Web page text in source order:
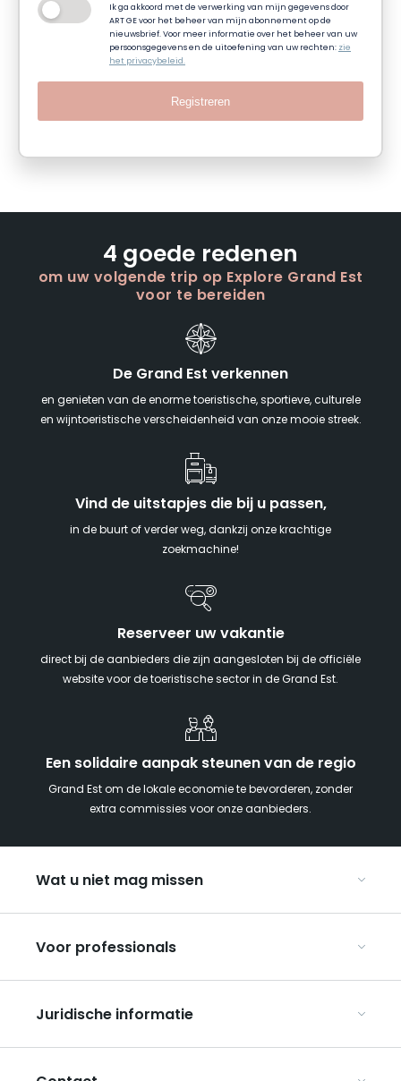
Ik ga akkoord met de verwerking van mijn gegevens door
ART GE voor het beheer van mijn abonnement op de
nieuwsbrief. Voor meer informatie over het beheer van uw
persoonsgegevens en de uitoefening van uw rechten:zie
het privacybeleid.
Registreren
4 goede redenen
om uw volgende trip op Explore Grand Est
voor te bereiden
De Grand Est verkennen
en genieten van de enorme toeristische, sportieve, culturele
en wijntoeristische verscheidenheid van onze mooie streek.
Vind de uitstapjes die bij u passen,
in de buurt of verder weg, dankzij onze krachtige
zoekmachine!
Reserveer uw vakantie
direct bij de aanbieders die zijn aangesloten bij de officiële
website voor de toeristische sector in de Grand Est.
Een solidaire aanpak steunen van de regio
Grand Est om de lokale economie te bevorderen, zonder
extra commissies voor onze aanbieders.
Wat u niet mag missen
Met z’n tweeën
Kerst in Oost-Frankrijk
De Route des Vins d’Alsace
Voor professionals
Organiseer uw groepsreizen
Over ART GE
Mediaroom
Juridische informatie